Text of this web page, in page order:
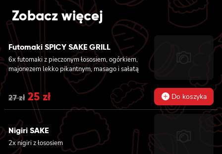
was:
is:
37 zł.
Zobacz więcej
Futomaki SPICY SAKE GRILL
6x futomaki z pieczonym łososiem, ogórkiem,
majonezem lekko pikantnym, masago i sałatą
27zł Original
price
was:
27 zł.
25zł Current
price
is:
25 zł.
Do koszyka
Nigiri SAKE
2x nigiri z łososiem